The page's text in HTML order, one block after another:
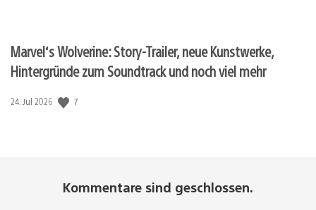
Marvel‘s Wolverine: Story-Trailer, neue Kunstwerke,
Hintergründe zum Soundtrack und noch viel mehr
Veröffentlichungsdatum:
24. Jul 2026 7
Kommentare sind geschlossen.